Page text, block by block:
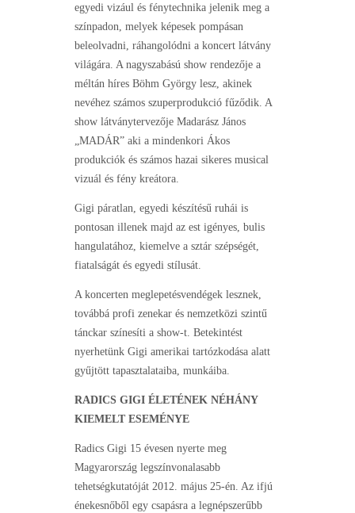
egyedi vizául és fénytechnika jelenik meg a
színpadon, melyek képesek pompásan
beleolvadni, ráhangolódni a koncert látvány
világára. A nagyszabású show rendezője a
méltán híres Böhm György lesz, akinek
nevéhez számos szuperprodukció fűződik. A
show látványtervezője Madarász János
„MADÁR” aki a mindenkori Ákos
produkciók és számos hazai sikeres musical
vizuál és fény kreátora.
Gigi páratlan, egyedi készítésű ruhái is
pontosan illenek majd az est igényes, bulis
hangulatához, kiemelve a sztár szépségét,
fiatalságát és egyedi stílusát.
A koncerten meglepetésvendégek lesznek,
továbbá profi zenekar és nemzetközi szintű
tánckar színesíti a show-t. Betekintést
nyerhetünk Gigi amerikai tartózkodása alatt
gyűjtött tapasztalataiba, munkáiba.
RADICS GIGI ÉLETÉNEK NÉHÁNY
KIEMELT ESEMÉNYE
Radics Gigi 15 évesen nyerte meg
Magyarország legszínvonalasabb
tehetségkutatóját 2012. május 25-én. Az ifjú
énekesnőből egy csapásra a legnépszerűbb